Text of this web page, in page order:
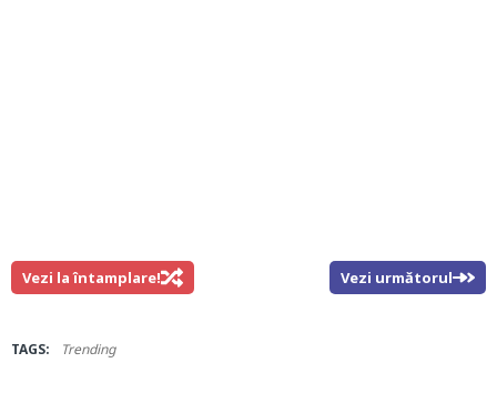
Vezi la întamplare! Vezi următorul
TAGS: Trending